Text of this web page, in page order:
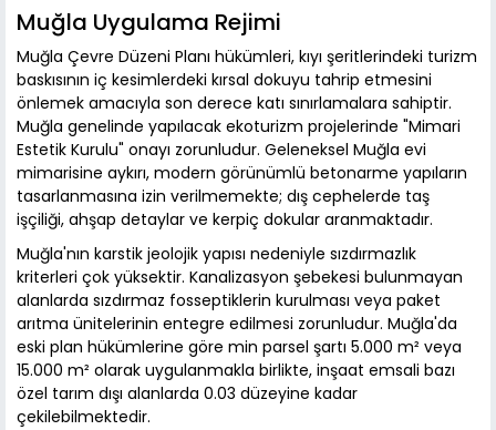
Muğla Uygulama Rejimi
Muğla Çevre Düzeni Planı hükümleri, kıyı şeritlerindeki turizm
baskısının iç kesimlerdeki kırsal dokuyu tahrip etmesini
önlemek amacıyla son derece katı sınırlamalara sahiptir.
Muğla genelinde yapılacak ekoturizm projelerinde "Mimari
Estetik Kurulu" onayı zorunludur. Geleneksel Muğla evi
mimarisine aykırı, modern görünümlü betonarme yapıların
tasarlanmasına izin verilmemekte; dış cephelerde taş
işçiliği, ahşap detaylar ve kerpiç dokular aranmaktadır.
Muğla'nın karstik jeolojik yapısı nedeniyle sızdırmazlık
kriterleri çok yüksektir. Kanalizasyon şebekesi bulunmayan
alanlarda sızdırmaz fosseptiklerin kurulması veya paket
arıtma ünitelerinin entegre edilmesi zorunludur. Muğla'da
eski plan hükümlerine göre min parsel şartı 5.000 m² veya
15.000 m² olarak uygulanmakla birlikte, inşaat emsali bazı
özel tarım dışı alanlarda 0.03 düzeyine kadar
çekilebilmektedir.